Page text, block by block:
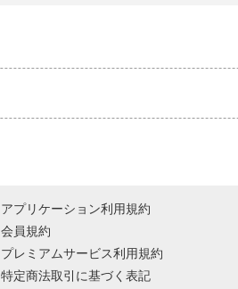
アプリケーション利用規約
会員規約
プレミアムサービス利用規約
特定商法取引に基づく表記